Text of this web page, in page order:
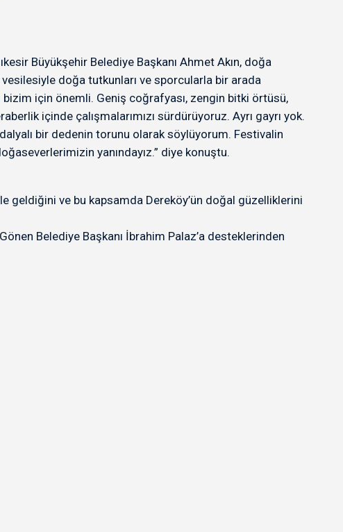
Büyükşehir Belediye Başkanı Ahmet Akın, doğa
doğa tutkunları ve sporcularla bir arada
bizim için önemli. Geniş coğrafyası, zengin bitki örtüsü,
içinde çalışmalarımızı sürdürüyoruz. Ayrı gayrı yok.
bir dedenin torunu olarak söylüyorum. Festivalin
yanındayız.” diye konuştu.
geldiğini ve bu kapsamda Dereköy’ün doğal güzelliklerini
Belediye Başkanı İbrahim Palaz’a desteklerinden